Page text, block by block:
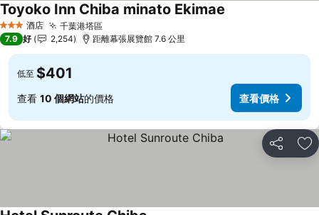
3 星級 酒店 千葉港塔區
Toyoko Inn Chiba minato Ekimae
7.9 好 2,254 距離幕張展覽館 7.6 公里
低至 $401
查看 10 個網站的價格 查看價格
分享 放